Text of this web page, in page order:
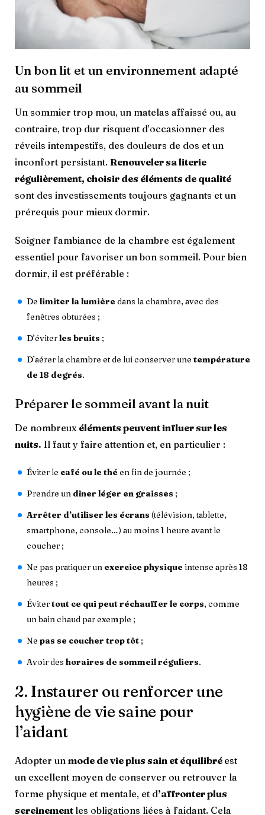
Un bon lit et un environnement adapté
au sommeil
Un sommier trop mou, un matelas affaissé ou, au
contraire, trop dur risquent d’occasionner des
réveils intempestifs, des douleurs de dos et un
inconfort persistant. Renouveler sa literie
régulièrement, choisir des éléments de qualité
sont des investissements toujours gagnants et un
prérequis pour mieux dormir.
Soigner l’ambiance de la chambre est également
essentiel pour favoriser un bon sommeil. Pour bien
dormir, il est préférable :
De limiter la lumière dans la chambre, avec des
fenêtres obturées ;
D’éviterles bruits ;
D’aérer la chambre et de lui conserver une température
de 18 degrés.
Préparer le sommeil avant la nuit
De nombreux éléments peuvent influer sur les
nuits. Il faut y faire attention et, en particulier :
Éviter le café ou le thé en fin de journée ;
Prendre un dîner léger en graisses ;
Arrêter d’utiliser les écrans (télévision, tablette,
smartphone, console…) au moins 1 heure avant le
coucher ;
Ne pas pratiquer un exercice physique intense après 18
heures ;
Évitertout ce qui peut réchauffer le corps, comme
un bain chaud par exemple ;
Ne pas se coucher trop tôt ;
Avoir des horaires de sommeil réguliers.
2. Instaurer ou renforcer une
hygiène de vie saine pour
l’aidant
Adopter un mode de vie plus sain et équilibré est
un excellent moyen de conserver ou retrouver la
forme physique et mentale, et d’affronter plus
sereinement les obligations liées à l’aidant. Cela